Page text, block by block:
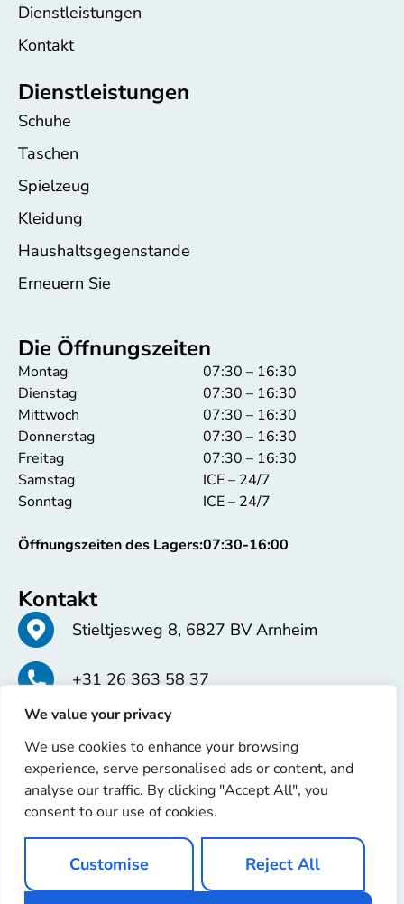
We value your privacy
We use cookies to enhance your browsing
experience, serve personalised ads or content, and
analyse our traffic. By clicking "Accept All", you
consent to our use of cookies.
Customise Reject All
Dienstleistungen
Kontakt
Dienstleistungen
Schuhe
Taschen
Spielzeug
Kleidung
Haushaltsgegenstande
Erneuern Sie
Die Öffnungszeiten
Montag
Dienstag
Mittwoch
Donnerstag
Freitag
Samstag
Sonntag
Öffnungszeiten des Lagers:
07:30 – 16:30
07:30 – 16:30
07:30 – 16:30
07:30 – 16:30
07:30 – 16:30
ICE – 24/7
ICE – 24/7
07:30-16:00
Kontakt
Stieltjesweg 8, 6827 BV Arnheim
+31 26 363 58 37
info@erren.com
Copyright © 2025 Erren Recondition. Alle Rechte
vorbehalten